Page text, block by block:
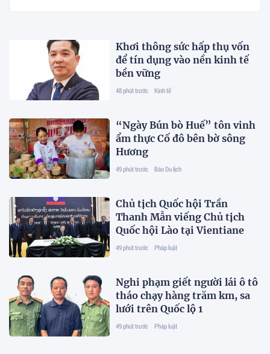
Khơi thông sức hấp thụ vốn
để tín dụng vào nền kinh tế
bền vững
48 phút trước Kinh tế
“Ngày Bún bò Huế” tôn vinh
ẩm thực Cố đô bên bờ sông
Hương
49 phút trước Báo Du lịch
Chủ tịch Quốc hội Trần
Thanh Mẫn viếng Chủ tịch
Quốc hội Lào tại Vientiane
49 phút trước Pháp luật
Nghi phạm giết người lái ô tô
tháo chạy hàng trăm km, sa
lưới trên Quốc lộ 1
49 phút trước Pháp luật